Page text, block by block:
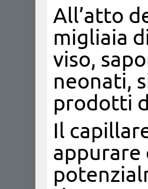
All’atto
migliaia
viso,
neonati,
prodotti
Il